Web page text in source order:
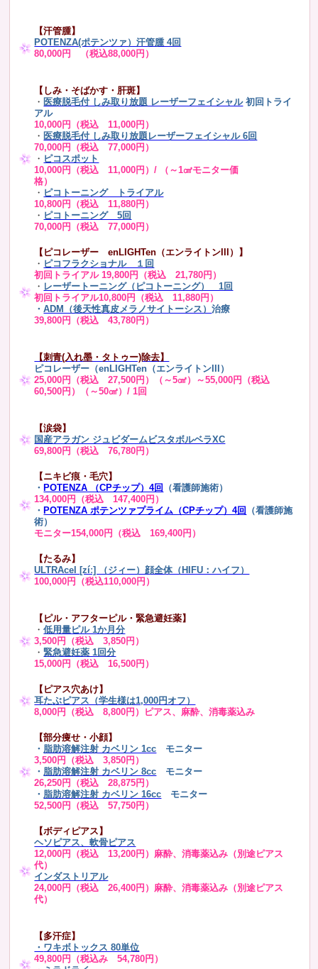
【汗管腫】
POTENZA(ポテンツァ）汗管腫 4回
80,000円 （税込88,000円）
【しみ・そばかす・肝斑】
・ 医療脱毛付 しみ取り放題 レーザーフェイシャル 初回トライ
アル
10,000円（税込 11,000円）
・ 医療脱毛付 しみ取り放題レーザーフェイシャル 6回
70,000円（税込 77,000円）
・ ピコスポット
10,000円（税込 11,000円）/ （～1㎠モニター価
格）
・ ピコトーニング トライアル
10,800円（税込 11,880円）
・ ピコトーニング 5回
70,000円（税込 77,000円）
【ピコレーザー enLIGHTen（エンライトンIII）】
・ ピコフラクショナル １回
初回トライアル 19,800円（税込 21,780円）
・ レーザートーニング（ピコトーニング） 1回
初回トライアル10,800円（税込 11,880円）
・ADM（後天性真皮メラノサイトーシス）治療
39,800円（税込 43,780円）
【刺青(入れ墨・タトゥー)除去】
ピコレーザー（enLIGHTen（エンライトンIII）
25,000円（税込 27,500円）（～5㎠）～55,000円（税込
60,500円）（～50㎠）/ 1回
【涙袋】
国産アラガン ジュビダームビスタボルベラXC
69,800円（税込 76,780円）
【ニキビ痕・毛穴】
・ POTENZA （CPチップ）4回
（看護師施術）
134,000円（税込 147,400円）
・ POTENZA ポテンツァプライム（CPチップ）4回
（看護師施
術）
モニター154,000円（税込 169,400円）
【たるみ】
ULTRAcel [zíː] （ジィー）顔全体（HIFU：ハイフ）
100,000円（税込110,000円）
【ピル・アフターピル・緊急避妊薬】
・低用量ピル 1か月分
3,500円（税込 3,850円）
・緊急避妊薬 1回分
15,000円（税込 16,500円）
【ピアス穴あけ】
耳たぶピアス（学生様は1,000円オフ）
8,000円（税込 8,800円）ピアス、麻酔、消毒薬込み
【部分痩せ・小顔】
・ 脂肪溶解注射 カベリン 1cc モニター
3,500円（税込 3,850円）
・ 脂肪溶解注射 カベリン 8cc モニター
26,250円（税込 28,875円）
・ 脂肪溶解注射 カベリン 16cc
モニター
52,500円（税込 57,750円）
【ボディピアス】
ヘソピアス、軟骨ピアス
12,000円（税込 13,200円）麻酔、消毒薬込み（別途ピアス
代）
インダストリアル
24,000円（税込 26,400円）麻酔、消毒薬込み（別途ピアス
代）
【多汗症】
・ ワキボトックス 80単位
49,800円（税込み 54,780円）